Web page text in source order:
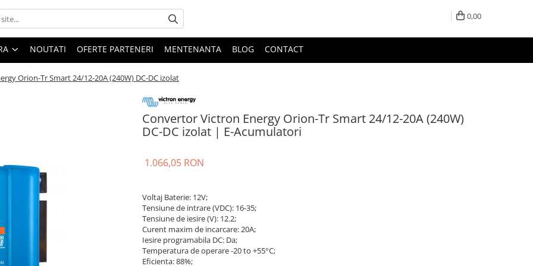
0,00
NOUTATI OFERTE PARTENERI MENTENANTA BLOG CONTACT
Orion-Tr Smart 24/12-20A (240W) DC-DC izolat
Convertor Victron Energy Orion-Tr Smart 24/12-20A (240W)
DC-DC izolat | E-Acumulatori
1.066,05 RON
Voltaj Baterie: 12V;
Tensiune de intrare (VDC): 16-35;
Tensiune de iesire (V): 12.2;
Curent maxim de incarcare: 20A;
Iesire programabila DC: Da;
Temperatura de operare -20 to +55°C;
Eficienta: 88%;